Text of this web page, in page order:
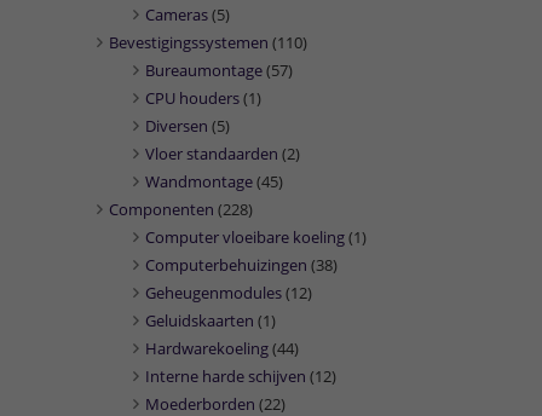
Cameras(5)
Bevestigingssystemen (110)
Bureaumontage(57)
CPU houders(1)
Diversen (5)
Vloer standaarden (2)
Wandmontage(45)
Componenten (228)
Computer vloeibare koeling(1)
Computerbehuizingen (38)
Geheugenmodules(12)
Geluidskaarten (1)
Hardwarekoeling(44)
Interne harde schijven (12)
Moederborden (22)